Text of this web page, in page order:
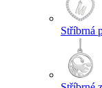
Stříbrná